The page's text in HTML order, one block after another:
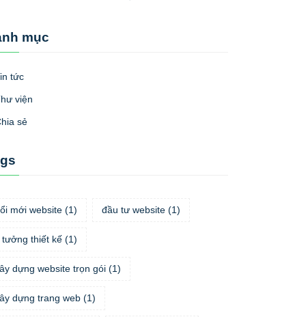
mục
tức
viện
sẻ
mới website (1) đầu tư website (1)
tưởng thiết kế (1)
dựng website trọn gói (1)
dựng trang web (1)